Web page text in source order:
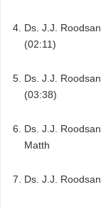
Ds. J.J.
(02:11)
Ds. J.J.
(03:38)
Ds. J.J.
Matth
Ds. J.J.